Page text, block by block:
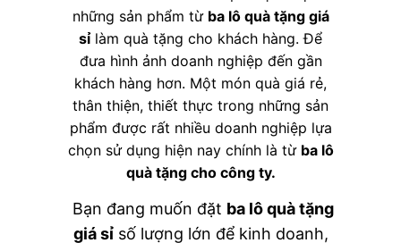
những sản phẩm từ ba lô quà tặng giá
sỉlàm quà tặng cho khách hàng. Để
đưa hình ảnh doanh nghiệp đến gần
khách hàng hơn. Một món quà giá rẻ,
thân thiện, thiết thực trong những sản
phẩm được rất nhiều doanh nghiệp lựa
chọn sử dụng hiện nay chính là từ ba lô
quà tặng cho công ty.
Bạn đang muốn đặt ba lô quà tặng
giá sỉsố lượng lớn để kinh doanh,